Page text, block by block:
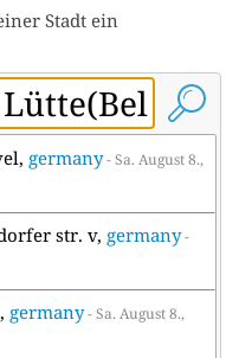
Stadt ein
germany- Sa. August 8.,
str. v, germany-
germany- Sa. August 8.,